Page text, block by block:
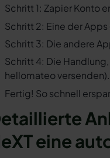
Schritt 1: Zapier Konto
Schritt 2: Eine der Apps
Schritt 3: Die andere
Schritt 4: Die
hellomateo versenden).
Fertig! So schnell
eine